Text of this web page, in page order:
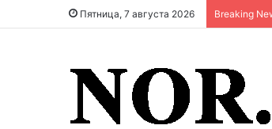
Пятница, 7 августа 2026 Breaking